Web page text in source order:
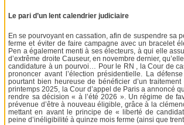
Le pari d’un lent calendrier judiciaire
En se pourvoyant en cassation, afin de suspendre sa
ferme et éviter de faire campagne avec un bracelet
Pen a également menti à ses électeurs, à qui elle
d’extrême droite Causeur, en novembre dernier,
candidature à un pourvoi… Pour le RN , la Cour de
prononcer avant l’élection présidentielle. La
pourtant bien heureuse de bénéficier d’un
printemps 2025, la Cour d’appel de Paris a annoncé
rendre sa décision « à l’été 2026 ». Un régime de
prévenue d’être à nouveau éligible, grâce à la
mettant en avant le principe de « liberté de
peine d’inéligibilité à quinze mois ferme (ainsi que